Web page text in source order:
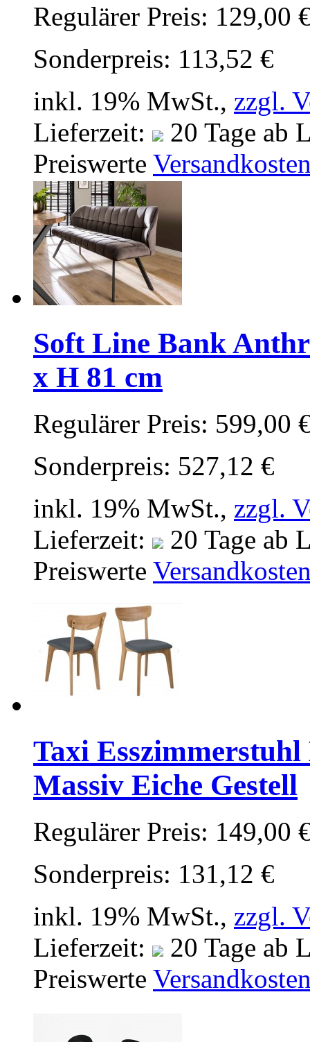
Regulärer Preis: 129,00
Sonderpreis: 113,52 €
inkl. 19% MwSt., zzgl.
Lieferzeit:
20 Tage ab
Preiswerte
Soft Line Bank
x H 81 cm
Regulärer Preis: 599,00
Sonderpreis: 527,12 €
inkl. 19% MwSt., zzgl.
Lieferzeit:
20 Tage ab
Preiswerte
Taxi
Massiv Eiche Gestell
Regulärer Preis: 149,00
Sonderpreis: 131,12 €
inkl. 19% MwSt., zzgl.
Lieferzeit:
20 Tage ab
Preiswerte